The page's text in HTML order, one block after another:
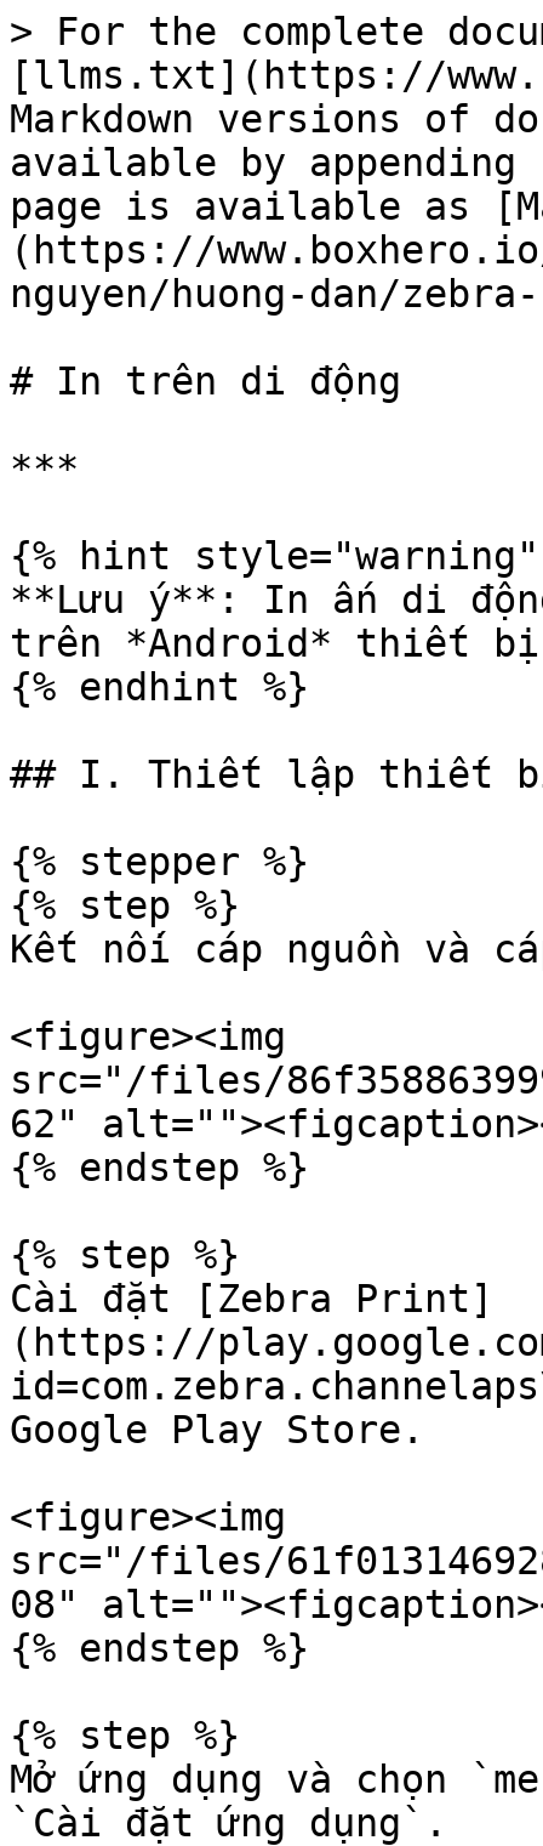
> For the complete
[llms.txt](https://
Markdown versions of
available by
page is available as
(https://
nguyen/huong-dan/
# In trên di động
***
{% hint style="warning"
**Lưu ý**: In ấn di
trên *Android* thiết
{% endhint %}
## I. Thiết lập thiết
{% stepper %}
{% step %}
Kết nối cáp nguồn và
<figure><img
src="/files/
62"
{% endstep %}
{% step %}
Cài đặt [Zebra Print]
(https://
Google Play Store.
<figure><img
src="/files/
08"
{% endstep %}
{% step %}
Mở ứng dụng và chọn
`Cài đặt ứng dụng`.